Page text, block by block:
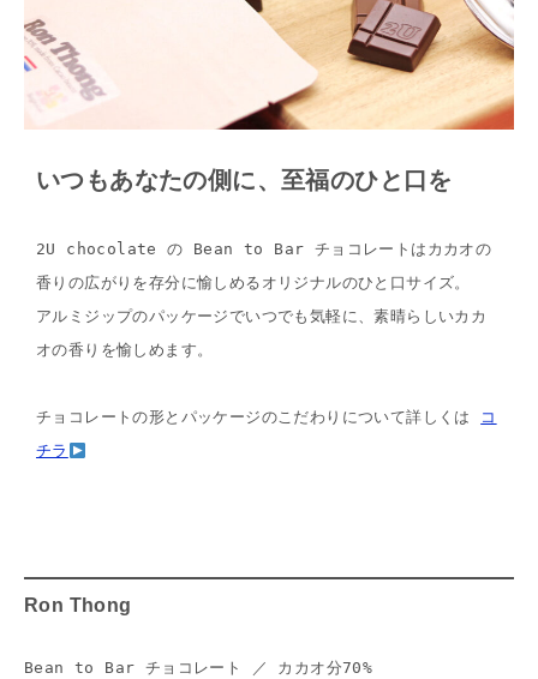
いつもあなたの側に、至福のひと口を
2U chocolate の Bean to Bar チョコレートはカカオの
香りの広がりを存分に愉しめるオリジナルのひと口サイズ。
アルミジップのパッケージでいつでも気軽に、素晴らしいカカ
オの香りを愉しめます。
チョコレートの形とパッケージのこだわりについて詳しくは
コ
チラ
Ron Thong
Bean to Bar チョコレート ／ カカオ分70%